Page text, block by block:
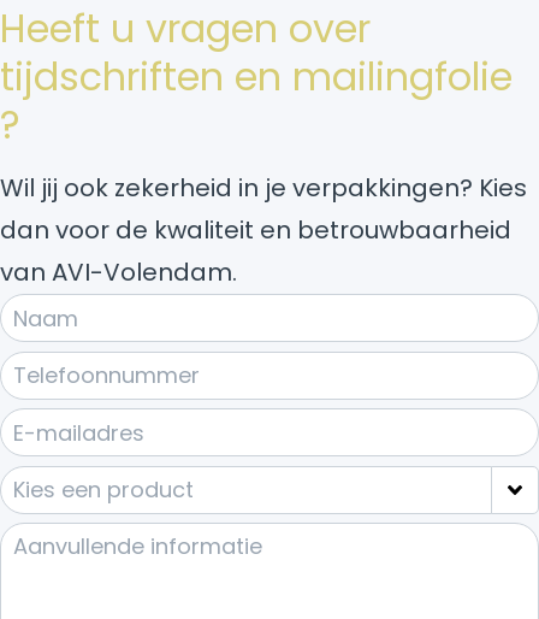
Heeft u vragen over
tijdschriften en mailingfolie
?
Wil jij ook zekerheid in je verpakkingen? Kies
dan voor de kwaliteit en betrouwbaarheid
van AVI-Volendam.